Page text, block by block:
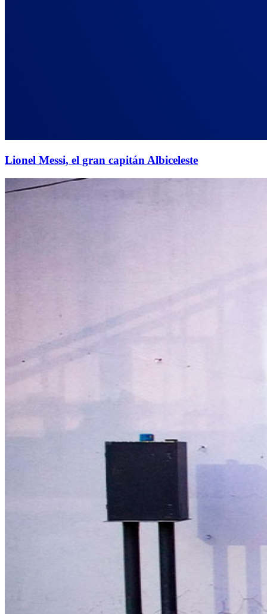
Lionel Messi, el gran capitán Albiceleste